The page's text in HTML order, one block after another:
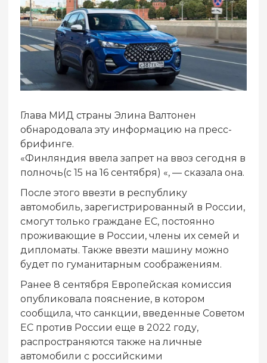
Глава МИД страны Элина Валтонен
обнародовала эту информацию на пресс-
брифинге.
«Финляндия ввела запрет на ввоз сегодня в
полночь(с 15 на 16 сентября) «, — сказала она.
После этого ввезти в республику
автомобиль, зарегистрированный в России,
смогут только граждане ЕС, постоянно
проживающие в России, члены их семей и
дипломаты. Также ввезти машину можно
будет по гуманитарным соображениям.
Ранее 8 сентября Европейская комиссия
опубликовала пояснение, в котором
сообщила, что санкции, введенные Советом
ЕС против России еще в 2022 году,
распространяются также на личные
автомобили с российскими